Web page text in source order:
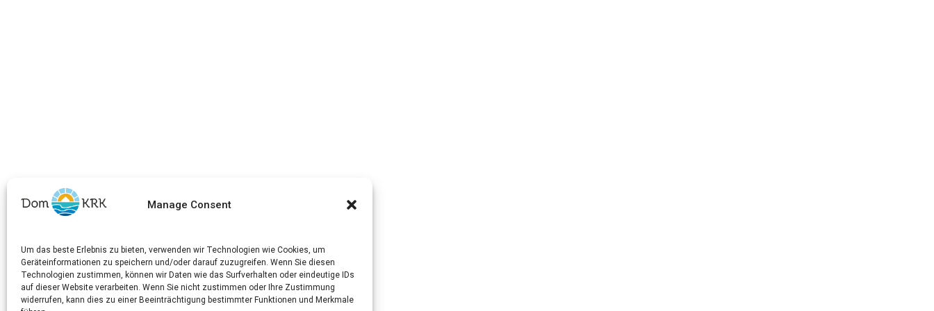
Manage Consent
Um das beste Erlebnis zu bieten, verwenden wir Technologien wie Cookies, um
Geräteinformationen zu speichern und/oder darauf zuzugreifen. Wenn Sie diesen
Technologien zustimmen, können wir Daten wie das Surfverhalten oder eindeutige IDs
auf dieser Website verarbeiten. Wenn Sie nicht zustimmen oder Ihre Zustimmung
widerrufen, kann dies zu einer Beeinträchtigung bestimmter Funktionen und Merkmale